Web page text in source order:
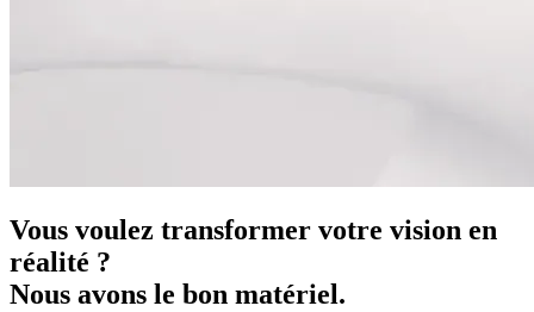
Vous voulez transformer votre vision en
réalité ?
Nous avons le bon matériel.